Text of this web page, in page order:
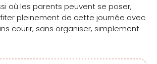
où les parents peuvent se poser,
pleinement de cette journée avec
courir, sans organiser, simplement